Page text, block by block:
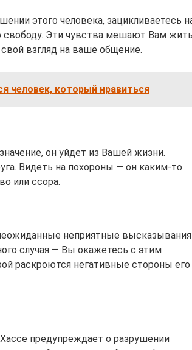
этого человека, зацикливаетесь
свободу. Эти чувства мешают Вам жить
взгляд на ваше общение.
человек, который нравиться
он уйдет из Вашей жизни.
Видеть на похороны — он каким-то
или ссора.
неприятные
случая — Вы окажетесь с этим
раскроются негативные стороны его
предупреждает о разрушении